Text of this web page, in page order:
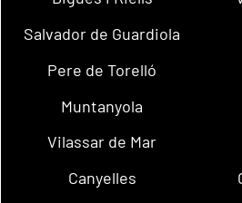
Salvador de Guardiola
Pere de Torelló
Muntanyola
Vilassar de Mar
Canyelles